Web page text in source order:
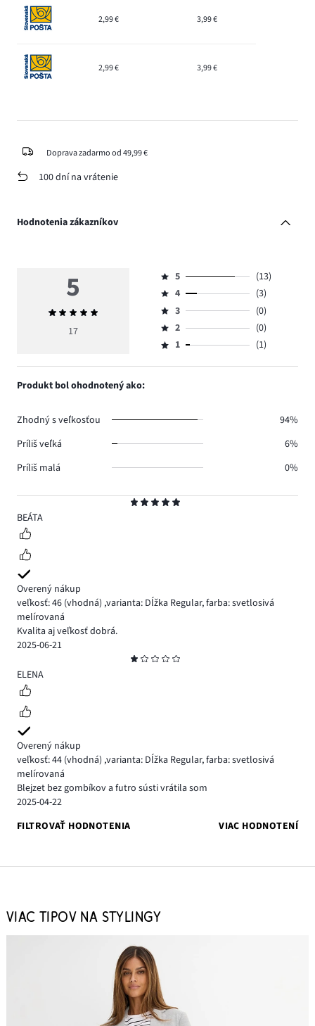
2,99 € 3,99 €
2,99 € 3,99 €
Doprava zadarmo od 49,99 €
100 dní na vrátenie
Hodnotenia zákazníkov
5
BEÁTA
Overený nákup
veľkosť: 46 (vhodná) ,varianta: Dĺžka Regular,farba: svetlosivá
melírovaná
Kvalita aj veľkosť dobrá.
2025-06-21
1
ELENA
Overený nákup
veľkosť: 44 (vhodná) ,varianta: Dĺžka Regular,farba: svetlosivá
melírovaná
Blejzet bez gombíkov a futro sústi vrátila som
2025-04-22
FILTROVAŤ HODNOTENIA
VIAC HODNOTENÍ
5
Priemerné
hodnotenie
17
Hodnotenie
5,
počet
hlasov
13.
5
(13)
Hodnotenie
4,
počet
hlasov
4
(3)
Hodnotenie
3,
počet
3
(0)
Hodnotenie
2,
2
(0)
Hodnotenie
1,
1 (1)
Produkt bol ohodnotený ako:
Zhodný s veľkosťou
94%
Príliš veľká
6%
Príliš malá
0%
VIAC TIPOV NA STYLINGY